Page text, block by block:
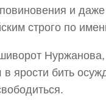
и
строго по
ярости бить